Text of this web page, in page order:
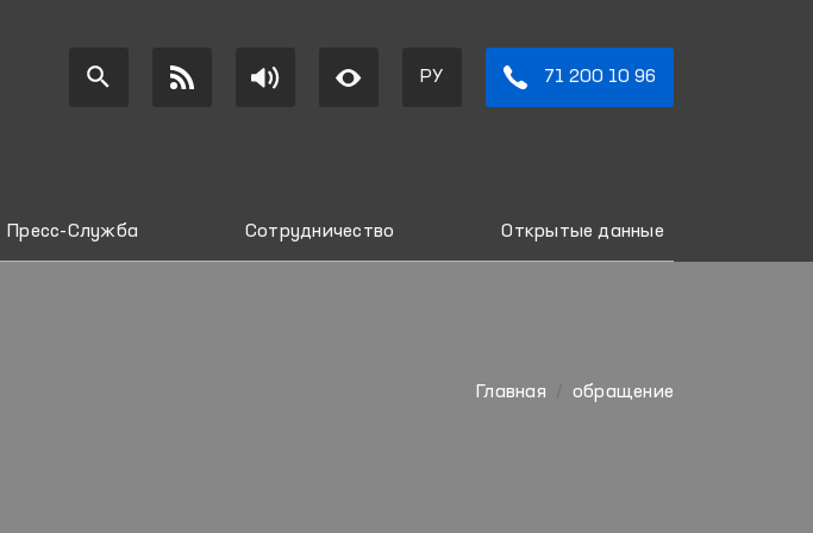
РУ 71 200 10 96
Пресс-Служба Сотрудничество Открытые данные
Главная обращение